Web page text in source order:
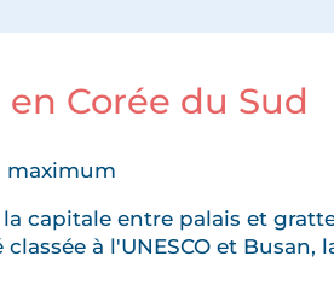
Corée du Sud
maximum
capitale entre palais et
à l'UNESCO et Busan,